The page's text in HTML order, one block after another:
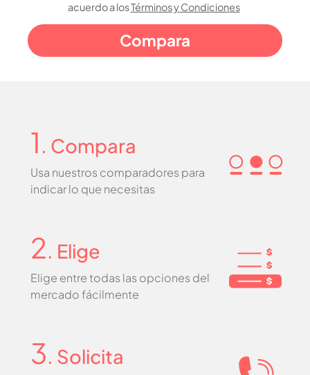
acuerdo a losTérminos y Condiciones
1 . Compara
Usa nuestros comparadores para
indicar lo que necesitas
2. Elige
Elige entre todas las opciones del
mercado fácilmente
3. Solicita